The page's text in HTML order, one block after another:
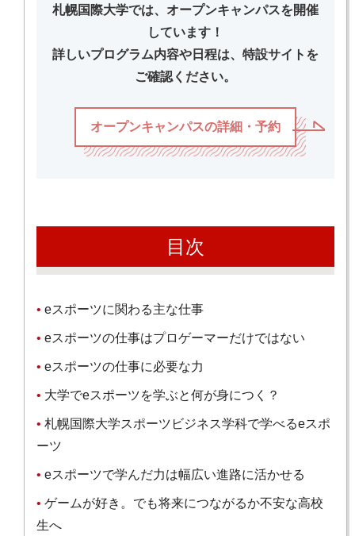
札幌国際大学では、オープンキャンパスを開催
しています！
詳しいプログラム内容や日程は、特設サイトを
ご確認ください。
オープンキャンパスの詳細・予約
目次
eスポーツに関わる主な仕事
eスポーツの仕事はプロゲーマーだけではない
eスポーツの仕事に必要な力
大学でeスポーツを学ぶと何が身につく？
札幌国際大学スポーツビジネス学科で学べるeスポ
ーツ
eスポーツで学んだ力は幅広い進路に活かせる
ゲームが好き。でも将来につながるか不安な高校
生へ